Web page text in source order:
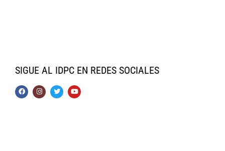
SIGUE AL IDPC EN REDES SOCIALES